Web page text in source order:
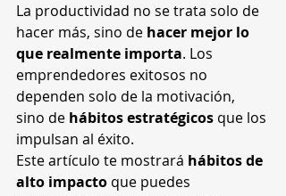
La productividad no se trata solo de
hacer más, sino de hacer mejor lo
que realmente importa. Los
emprendedores exitosos no
dependen solo de la motivación,
sino de hábitos estratégicos que los
impulsan al éxito.
Este artículo te mostrará hábitos de
alto impacto que puedes